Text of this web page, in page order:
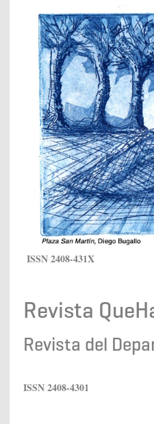
ISSN 2408-431X
Revista
Revista del
ISSN 2408-4301